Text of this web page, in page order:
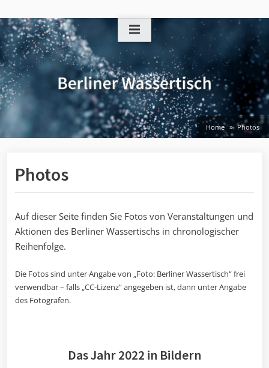
to
content
Home Photos
Photos
Auf dieser Seite finden Sie Fotos von Veranstaltungen und
Aktionen des Berliner Wassertischs in chronologischer
Reihenfolge.
Die Fotos sind unter Angabe von „Foto: Berliner Wassertisch“ frei
verwendbar – falls „CC-Lizenz“ angegeben ist, dann unter Angabe
des Fotografen.
Das Jahr 2022 in Bildern